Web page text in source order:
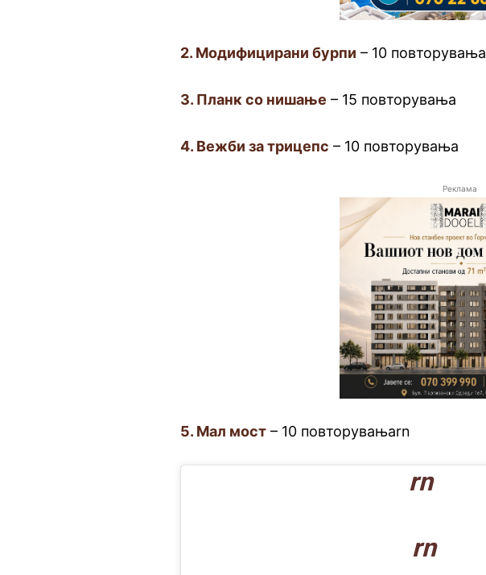
2. Модифицирани бурпи – 10 повторувања
3. Планк со нишање – 15 повторувања
4. Вежби за трицепс – 10 повторувања
Реклама
5. Мал мост – 10 повторувањаrn
rn
rn